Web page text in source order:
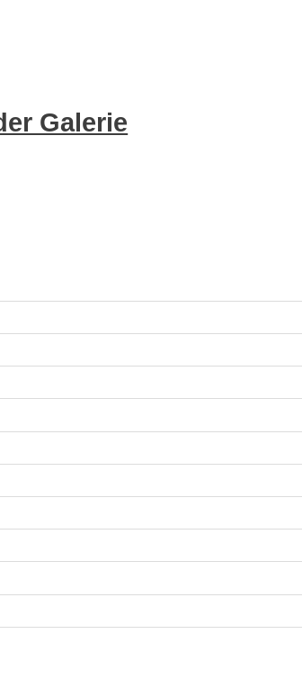
Galerie